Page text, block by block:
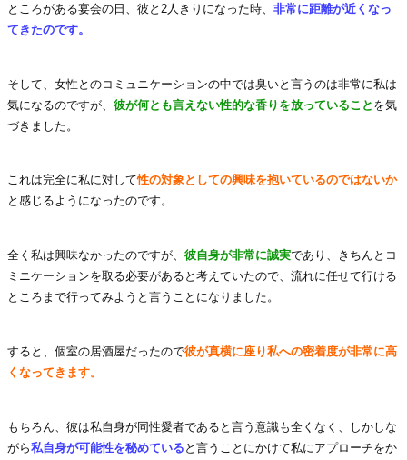
ところがある宴会の日、彼と2人きりになった時、 非常に距離が近くなっ
てきたのです。
そして、女性とのコミュニケーションの中では臭いと言うのは非常に私は
気になるのですが、 彼が何とも言えない性的な香りを放っていること を気
づきました。
これは完全に私に対して性の対象としての興味を抱いているのではないか
と感じるようになったのです。
全く私は興味なかったのですが、 彼自身が非常に誠実であり、きちんとコ
ミニケーションを取る必要があると考えていたので、流れに任せて行ける
ところまで行ってみようと言うことになりました。
すると、個室の居酒屋だったので彼が真横に座り私への密着度が非常に高
くなってきます。
もちろん、彼は私自身が同性愛者であると言う意識も全くなく、しかしな
がら私自身が可能性を秘めている と言うことにかけて私にアプローチをか